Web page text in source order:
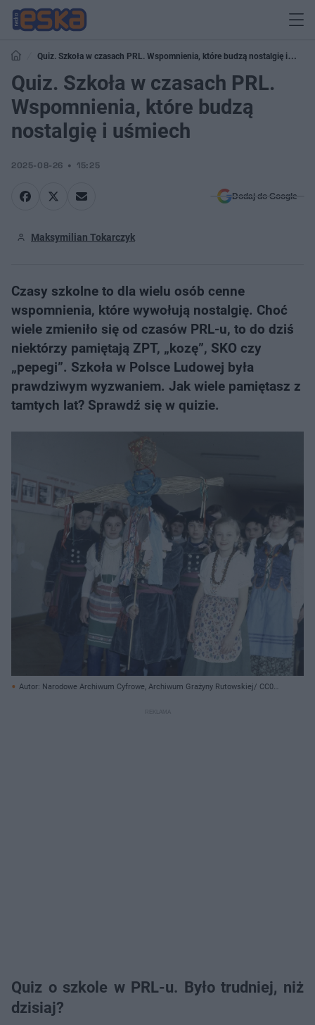
Quiz. Szkoła w czasach PRL. Wspomnienia, które budzą nostalgię i
uśmiech
Quiz. Szkoła w czasach PRL.
Wspomnienia, które budzą
nostalgię i uśmiech
2025-08-26 15:25
Dodaj do Google
Maksymilian Tokarczyk
Czasy szkolne to dla wielu osób cenne
wspomnienia, które wywołują nostalgię. Choć
wiele zmieniło się od czasów PRL-u, to do dziś
niektórzy pamiętają ZPT, „kozę”, SKO czy
„pepegi”. Szkoła w Polsce Ludowej była
prawdziwym wyzwaniem. Jak wiele pamiętasz z
tamtych lat? Sprawdź się w quizie.
Autor: Narodowe Archiwum Cyfrowe, Archiwum Grażyny Rutowskiej/ CC0
Quiz o szkole w PRL-u. Było trudniej, niż
dzisiaj?